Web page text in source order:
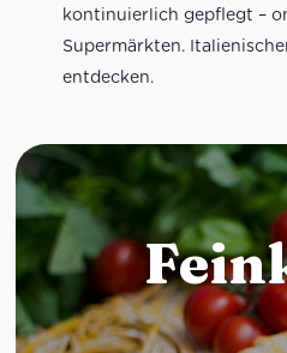
kontinuierlich gepflegt –
Supermärkten.
entdecken.